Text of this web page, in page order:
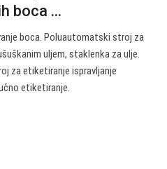
boca ...
boca. Poluautomatski stroj za
uljem, staklenka za ulje.
za etiketiranje ispravljanje
etiketiranje.